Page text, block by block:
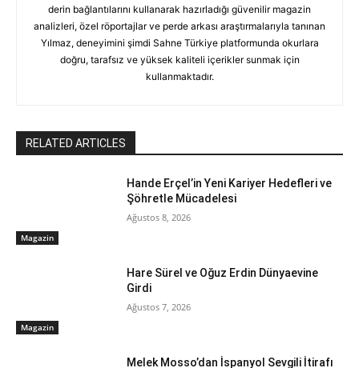
derin bağlantılarını kullanarak hazırladığı güvenilir magazin
analizleri, özel röportajlar ve perde arkası araştırmalarıyla tanınan
Yılmaz, deneyimini şimdi Sahne Türkiye platformunda okurlara
doğru, tarafsız ve yüksek kaliteli içerikler sunmak için
kullanmaktadır.
RELATED ARTICLES
Magazin
Hande Erçel’in Yeni Kariyer Hedefleri ve
Şöhretle Mücadelesi
Ağustos 8, 2026
Magazin
Hare Sürel ve Oğuz Erdin Dünyaevine
Girdi
Ağustos 7, 2026
Melek Mosso’dan İspanyol Sevgili İtirafı